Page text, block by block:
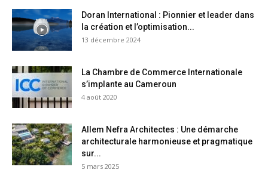
Doran International : Pionnier et leader dans
la création et l’optimisation...
13 décembre 2024
La Chambre de Commerce Internationale
s’implante au Cameroun
4 août 2020
Allem Nefra Architectes : Une démarche
architecturale harmonieuse et pragmatique
sur...
5 mars 2025